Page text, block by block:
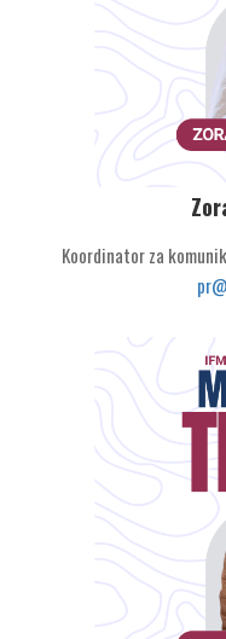
Koordinator za